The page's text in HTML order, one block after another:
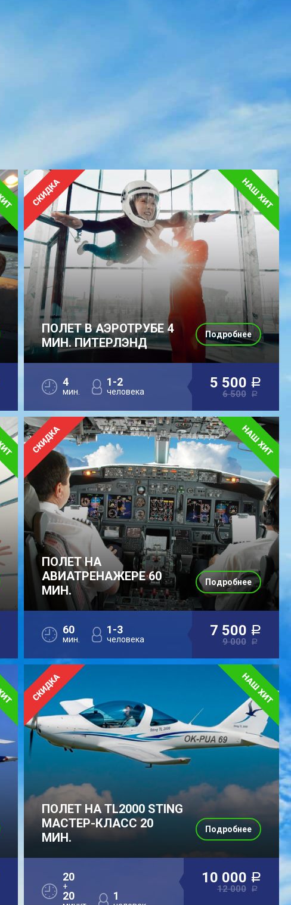
ПОЛЕТ В АЭРОТРУБЕ 4
МИН. ПИТЕРЛЭНД
4
мин.
1-2
человека
5 500 a
6 500 a
Подробнее
ПОЛЕТ НА
АВИАТРЕНАЖЕРЕ 60
МИН.
60
мин.
1-3
человека
7 500 a
9 000 a
Подробнее
ПОЛЕТ НА TL2000 STING
МАСТЕР-КЛАСС 20
МИН.
20
+
20 1
10 000 a
12 000 a
Подробнее